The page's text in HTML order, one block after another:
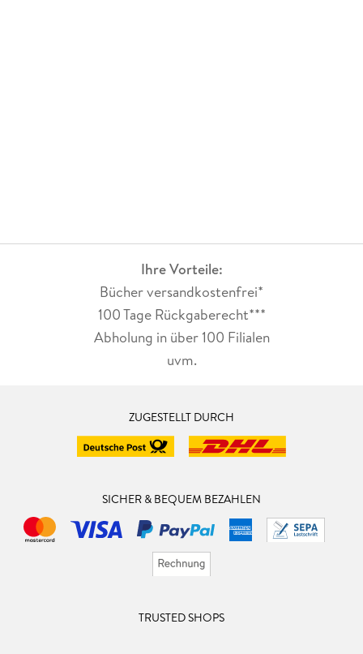
Ihre Vorteile:
Bücher versandkostenfrei*
100 Tage Rückgaberecht***
Abholung in über 100 Filialen
uvm.
ZUGESTELLT DURCH
SICHER & BEQUEM BEZAHLEN
TRUSTED SHOPS